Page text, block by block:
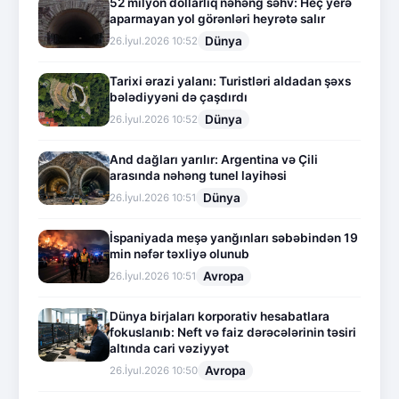
aparmayan yol görənləri heyrətə salır
26.İyul.2026 10:52 Dünya
Tarixi ərazi yalanı: Turistləri aldadan şəxs
bələdiyyəni də çaşdırdı
26.İyul.2026 10:52 Dünya
And dağları yarılır: Argentina və Çili
arasında nəhəng tunel layihəsi
26.İyul.2026 10:51 Dünya
İspaniyada meşə yanğınları səbəbindən 19
min nəfər təxliyə olunub
26.İyul.2026 10:51 Avropa
Dünya birjaları korporativ hesabatlara
fokuslanıb: Neft və faiz dərəcələrinin təsiri
altında cari vəziyyət
26.İyul.2026 10:50 Avropa